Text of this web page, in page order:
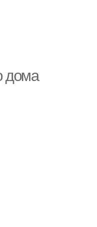
дома